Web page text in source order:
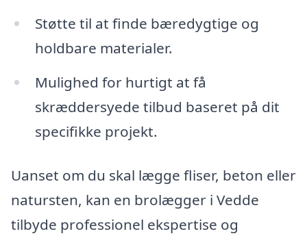
Støtte til at finde bæredygtige og
holdbare materialer.
Mulighed for hurtigt at få
skræddersyede tilbud baseret på dit
specifikke projekt.
Uanset om du skal lægge fliser, beton eller
natursten, kan en brolægger i Vedde
tilbyde professionel ekspertise og